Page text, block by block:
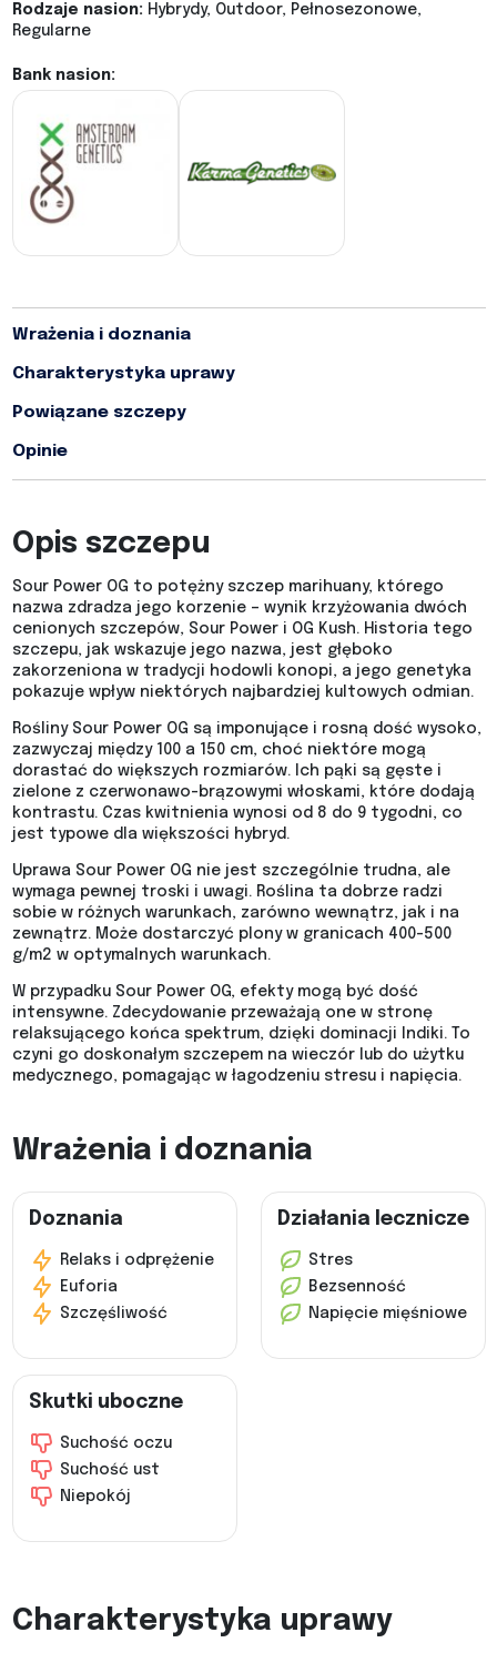
Rodzaje nasion: Hybrydy, Outdoor, Pełnosezonowe,
Regularne
Bank nasion:
Wrażenia i doznania
Charakterystyka uprawy
Powiązane szczepy
Opinie
Opis szczepu
Sour Power OG to potężny szczep marihuany, którego
nazwa zdradza jego korzenie – wynik krzyżowania dwóch
cenionych szczepów, Sour Power i OG Kush. Historia tego
szczepu, jak wskazuje jego nazwa, jest głęboko
zakorzeniona w tradycji hodowli konopi, a jego genetyka
pokazuje wpływ niektórych najbardziej kultowych odmian.
Rośliny Sour Power OG są imponujące i rosną dość wysoko,
zazwyczaj między 100 a 150 cm, choć niektóre mogą
dorastać do większych rozmiarów. Ich pąki są gęste i
zielone z czerwonawo-brązowymi włoskami, które dodają
kontrastu. Czas kwitnienia wynosi od 8 do 9 tygodni, co
jest typowe dla większości hybryd.
Uprawa Sour Power OG nie jest szczególnie trudna, ale
wymaga pewnej troski i uwagi. Roślina ta dobrze radzi
sobie w różnych warunkach, zarówno wewnątrz, jak i na
zewnątrz. Może dostarczyć plony w granicach 400-500
g/m2 w optymalnych warunkach.
W przypadku Sour Power OG, efekty mogą być dość
intensywne. Zdecydowanie przeważają one w stronę
relaksującego końca spektrum, dzięki dominacji Indiki. To
czyni go doskonałym szczepem na wieczór lub do użytku
medycznego, pomagając w łagodzeniu stresu i napięcia.
Wrażenia i doznania
Doznania
Relaks i odprężenie
Euforia
Szczęśliwość
Działania lecznicze
Stres
Bezsenność
Napięcie mięśniowe
Skutki uboczne
Suchość oczu
Suchość ust
Niepokój
Charakterystyka uprawy